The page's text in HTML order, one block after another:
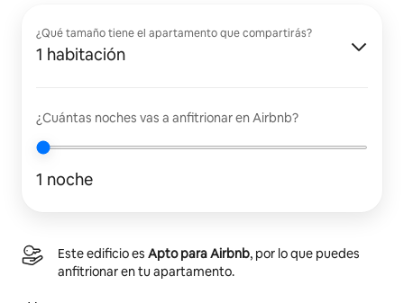
¿Qué tamaño tiene el apartamento que compartirás?
1 habitación
¿Cuántas noches vas a anfitrionar en Airbnb?
1 noche
Este edificio es Apto para Airbnb, por lo que puedes
anfitrionar en tu apartamento.